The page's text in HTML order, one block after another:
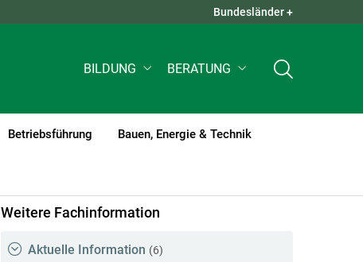
QUICK LINKS +
Bundesländer +
BILDUNG BERATUNG
Betriebsführung Bauen, Energie & Technik
Weitere Fachinformation
Aktuelle Information (6)